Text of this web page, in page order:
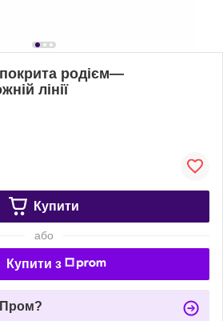
родієм—
лінії
Купити
або
Купити з
Пром?